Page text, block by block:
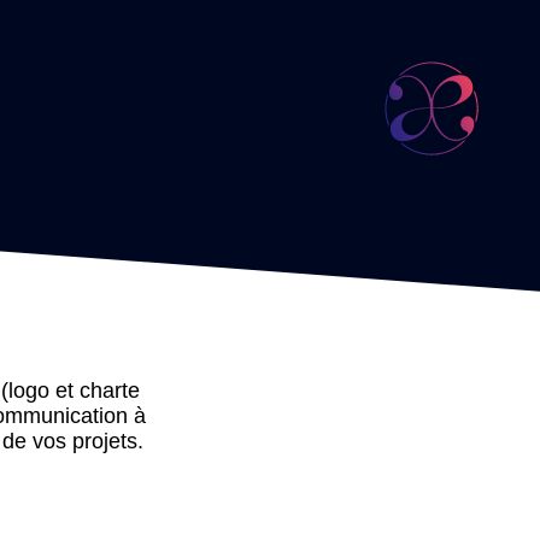
et charte
à
vos projets.